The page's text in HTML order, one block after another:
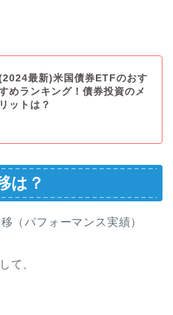
最新)米国債券ETFのおす
めランキング！債券投資のメ
リットは？
は？
（パフォーマンス実績）
て、